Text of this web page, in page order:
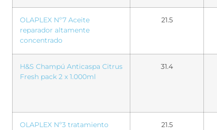
OLAPLEX Nº7 Aceite
reparador altamente
concentrado
21.5
H&S Champú Anticaspa Citrus
Fresh pack 2 x 1.000ml
31.4
OLAPLEX Nº3 tratamiento
21.5